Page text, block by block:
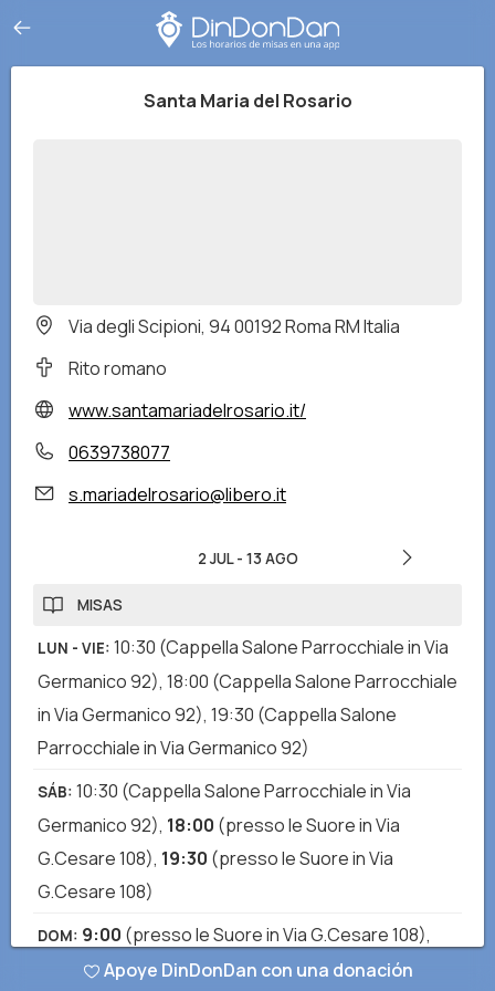
Santa Maria del Rosario
Via degli Scipioni, 94 00192 Roma RM Italia
Rito romano
www.santamariadelrosario.it/
0639738077
s.mariadelrosario@libero.it
2 JUL- 13 AGO
MISAS
LUN - VIE: 10:30 (Cappella Salone Parrocchiale in Via
Germanico 92), 18:00 (Cappella Salone Parrocchiale
in Via Germanico 92), 19:30 (Cappella Salone
Parrocchiale in Via Germanico 92)
SÁB: 10:30 (Cappella Salone Parrocchiale in Via
Germanico 92), 18:00 (presso le Suore in Via
G.Cesare 108), 19:30 (presso le Suore in Via
G.Cesare 108)
DOM: 9:00 (presso le Suore in Via G.Cesare 108),
(presso le Suore in Via G.Cesare 108),12:00
Apoye DinDonDan con una donación